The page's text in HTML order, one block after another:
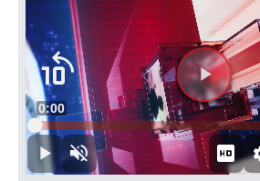
OynatSesi
Aç
Süre
0:00
Yüklendi:
0.06%